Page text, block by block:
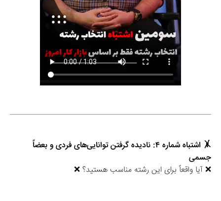
🤸 اشتباه شماره ۴: نادیده گرفتن توانایی‌های فردی و بعضاً
جسمی
❌ آیا واقعاً برای این رشته مناسب هستید؟ ❌